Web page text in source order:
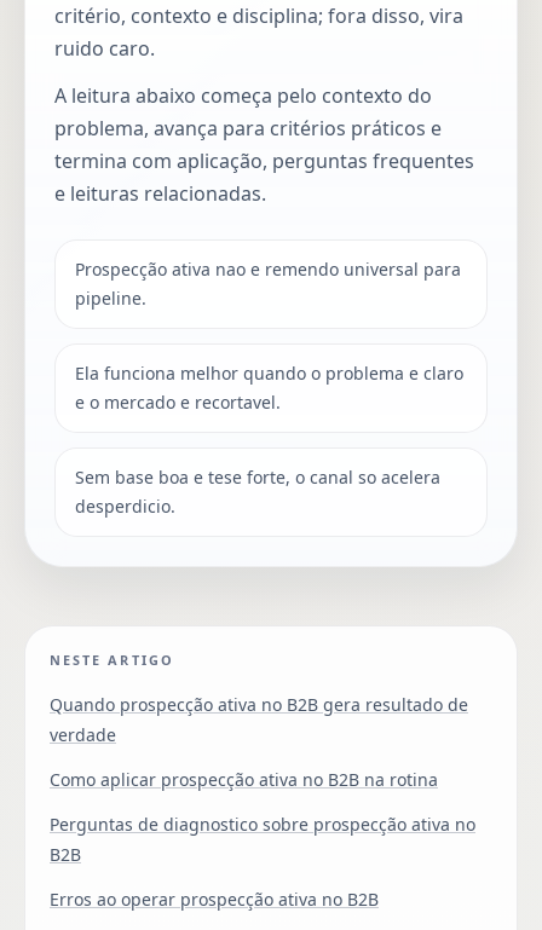
critério, contexto e disciplina; fora disso, vira
ruido caro.
A leitura abaixo começa pelo contexto do
problema, avança para critérios práticos e
termina com aplicação, perguntas frequentes
e leituras relacionadas.
Prospecção ativa nao e remendo universal para
pipeline.
Ela funciona melhor quando o problema e claro
e o mercado e recortavel.
Sem base boa e tese forte, o canal so acelera
desperdicio.
NESTE ARTIGO
Quando prospecção ativa no B2B gera resultado de
verdade
Como aplicar prospecção ativa no B2B na rotina
Perguntas de diagnostico sobre prospecção ativa no
B2B
Erros ao operar prospecção ativa no B2B